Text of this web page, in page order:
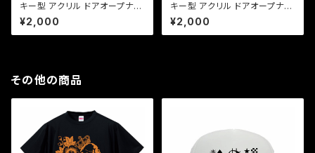
キー型 アクリル ドアオープナー
円形 " rose "
¥2,000
キー型 アクリル ドアオープナー
角形 " skull "
¥2,000
その他の商品